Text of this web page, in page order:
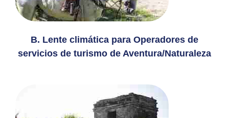
B. Lente climática para Operadores de
servicios de turismo de Aventura/Naturaleza